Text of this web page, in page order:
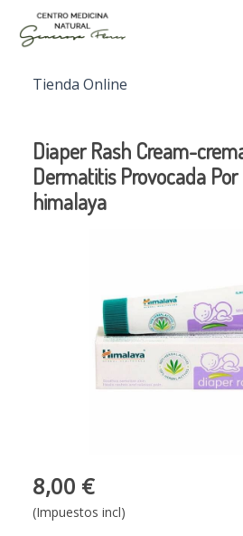
Tienda Online
Diaper Rash Cream-
Dermatitis Provocada
himalaya
8,00 €
(Impuestos incl)